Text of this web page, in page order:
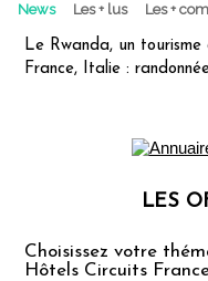
News Les + lus Les +
Le Rwanda, un
France, Italie :
LES
Choisissez votre
Hôtels Circuits